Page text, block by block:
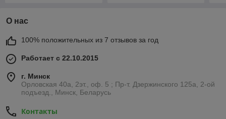
О нас
100% положительных из 7 отзывов за год
Работает с 22.10.2015
г. Минск
Орловская 40а, 2эт., оф. 5 ; Пр-т. Дзержинского 125а, 2-ой
подъезд., Минск, Беларусь
Контакты